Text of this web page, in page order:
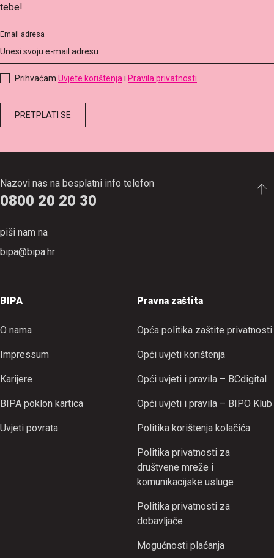
Nazovi nas na besplatni info telefon
0800 20 20 30
piši nam na
bipa@bipa.hr
BIPA
O nama
Impressum
Karijere
BIPA poklon kartica
Uvjeti povrata
Pravna zaštita
Opća politika zaštite privatnosti
Opći uvjeti korištenja
Opći uvjeti i pravila – BCdigital
Opći uvjeti i pravila – BIPO Klub
Politika korištenja kolačića
Politika privatnosti za
društvene mreže i
komunikacijske usluge
Politika privatnosti za
dobavljače
Mogućnosti plaćanja
tebe!
Email adresa
Prihvaćam Uvjete korištenja i Pravila privatnosti